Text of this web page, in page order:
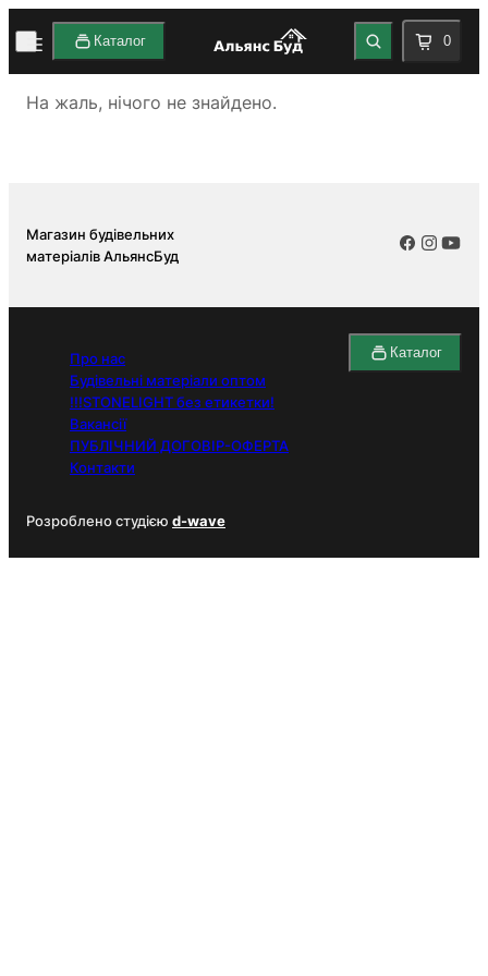
Каталог 0
На жаль, нічого не знайдено.
Магазин будівельних
матеріалів АльянсБуд
Каталог
Про нас
Будівельні матеріали оптом
!!!STONELIGHT без етикетки!
Вакансії
ПУБЛІЧНИЙ ДОГОВІР-ОФЕРТА
Контакти
Розроблено студією d-wave